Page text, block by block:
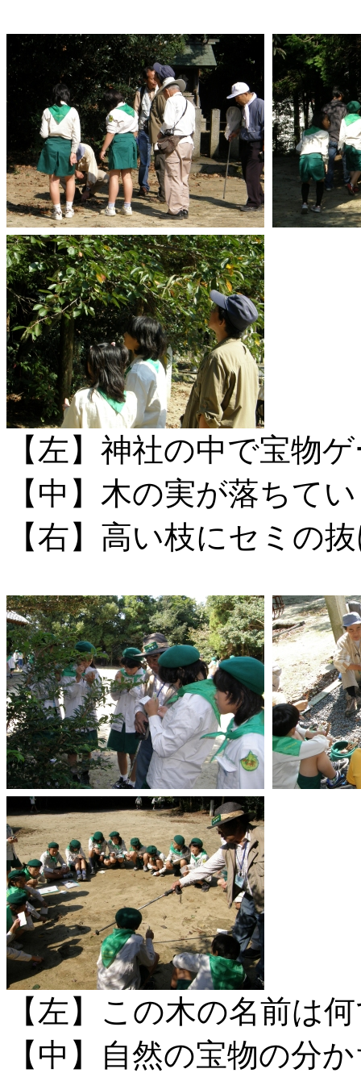
【左】神社の中で宝物
【中】木の実が落ちて
【右】高い枝にセミの
【左】この木の名前は
【中】自然の宝物の分